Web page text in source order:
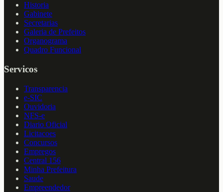
Historia
Gabinete
Secretarias
Galeria de Prefeitos
Organograma
Quadro Funcional
Servicos
Transparencia
e-SIC
Ouvidoria
NFS-e
Diario Oficial
Licitacoes
Concursos
Empregos
Central 156
Minha Prefeitura
Saude
Empreendedor